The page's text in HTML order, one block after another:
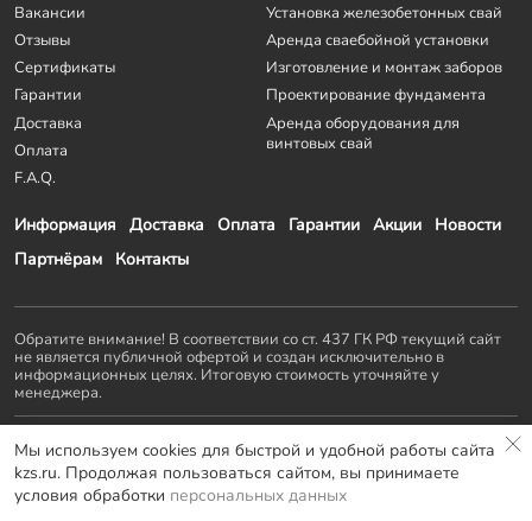
Информация Доставка Оплата Гарантии Акции
Новости
Партнёрам
Контакты
Вакансии
Отзывы
Сертификаты
Гарантии
Доставка
Оплата
F.A.Q.
Установка железобетонных свай
Аренда сваебойной установки
Изготовление и монтаж заборов
Проектирование фундамента
Аренда оборудования для
винтовых свай
Обратите внимание! В соответствии со ст. 437 ГК РФ текущий сайт
не является публичной офертой и создан исключительно в
информационных целях. Итоговую стоимость уточняйте у
менеджера.
Остальные проекты KZS GROUP
Домостроение
Заборы и ворота Септики
Террасы
Мебель LOFT
Мы используем cookies для быстрой и удобной работы сайта
kzs.ru. Продолжая пользоваться сайтом, вы принимаете
условия обработки персональных данных